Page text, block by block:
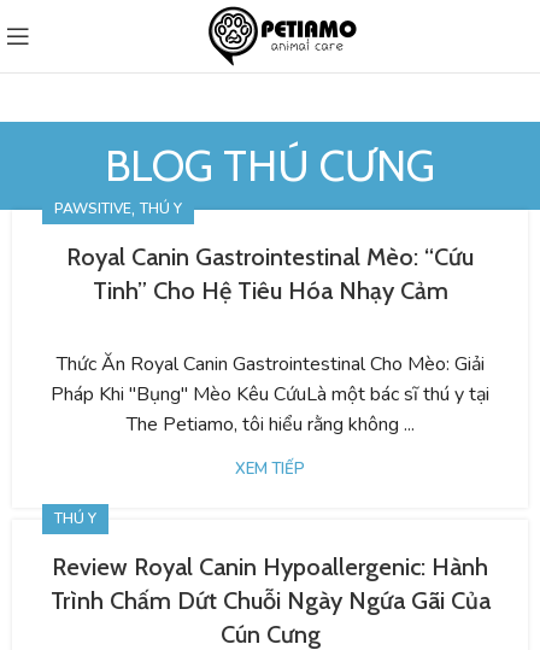
BLOG THÚ CƯNG
PAWSITIVE,THÚ Y
Royal Canin Gastrointestinal Mèo: “Cứu
Tinh” Cho Hệ Tiêu Hóa Nhạy Cảm
Thức Ăn Royal Canin Gastrointestinal Cho Mèo: Giải
Pháp Khi "Bụng" Mèo Kêu CứuLà một bác sĩ thú y tại
The Petiamo, tôi hiểu rằng không ...
XEM TIẾP
THÚ Y
Review Royal Canin Hypoallergenic: Hành
Trình Chấm Dứt Chuỗi Ngày Ngứa Gãi Của
Cún Cưng